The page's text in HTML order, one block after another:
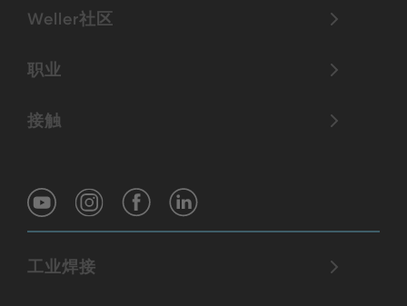
Weller社区
职业
接触
工业焊接